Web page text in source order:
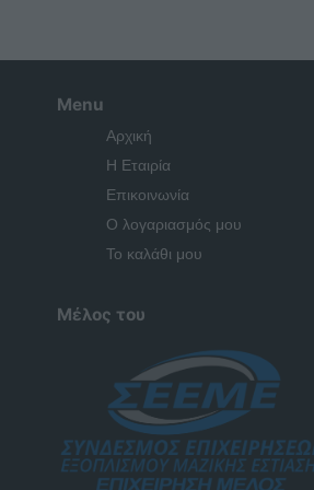
Menu
Αρχική
Η Εταιρία
Επικοινωνία
Ο λογαριασμός μου
Το καλάθι μου
Μέλος του